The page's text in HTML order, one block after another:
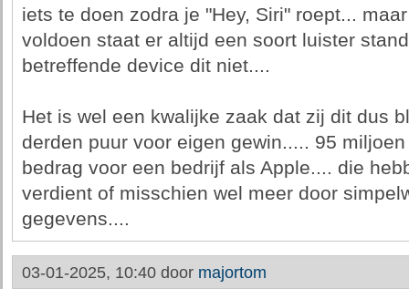
iets te doen zodra je "Hey, Siri" roept...
voldoen staat er altijd een soort luister
betreffende device dit niet....
Het is wel een kwalijke zaak dat zij dit dus
derden puur voor eigen gewin..... 95
bedrag voor een bedrijf als Apple.... die
verdient of misschien wel meer door
gegevens....
03-01-2025, 10:40 door majortom